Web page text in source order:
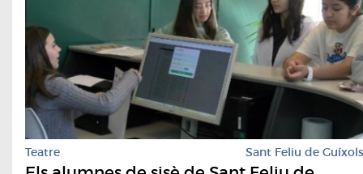
Teatre Sant Feliu de Guíxols